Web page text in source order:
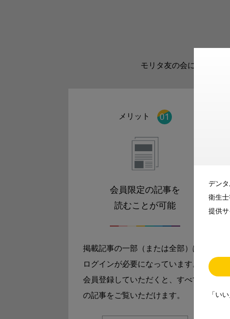
デン
衛生
提供サ
「い
モリタ友の会に登録いた
メリット
会員限定の記事を
読むことが可能
掲載記事の一部（または全部）は
ログインが必要になっています。
会員登録していただくと、すべて
の記事をご覧いただけます。